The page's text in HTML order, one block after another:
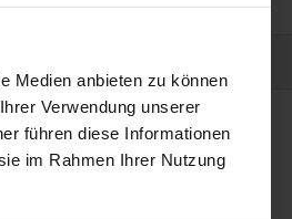
Medien anbieten zu können
Verwendung unserer
führen diese Informationen
im Rahmen Ihrer Nutzung